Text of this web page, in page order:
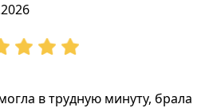
в трудную минуту, брала